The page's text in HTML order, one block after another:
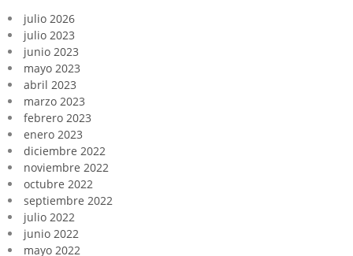
julio 2026
julio 2023
junio 2023
mayo 2023
abril 2023
marzo 2023
febrero 2023
enero 2023
diciembre 2022
noviembre 2022
octubre 2022
septiembre 2022
julio 2022
junio 2022
mayo 2022